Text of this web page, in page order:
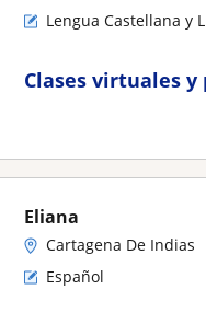
Lengua Castellana y
Clases virtuales
Eliana
Cartagena De Indias
Español